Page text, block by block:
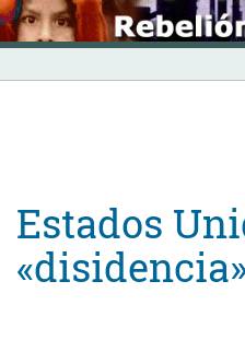
Skip
to
content
INICIO
Estados